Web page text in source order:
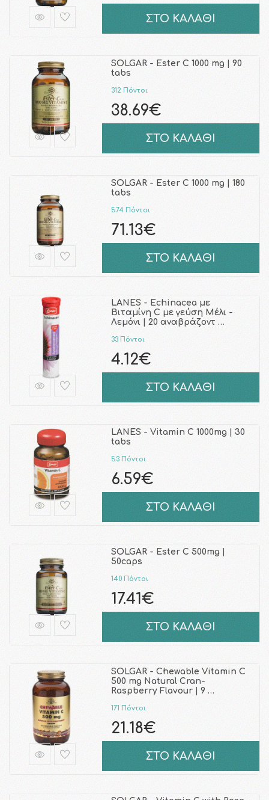
ΣΤΟ ΚΑΛΑΘΙ
SOLGAR - Ester C 1000 mg | 90
tabs
312 Πόντοι
38.69€
ΣΤΟ ΚΑΛΑΘΙ
SOLGAR - Ester C 1000 mg | 180
tabs
574 Πόντοι
71.13€
ΣΤΟ ΚΑΛΑΘΙ
LANES - Echinacea με
Βιταμίνη C με γεύση Μέλι -
Λεμόνι | 20 αναβράζοντ …
33 Πόντοι
4.12€
ΣΤΟ ΚΑΛΑΘΙ
LANES - Vitamin C 1000mg | 30
tabs
53 Πόντοι
6.59€
ΣΤΟ ΚΑΛΑΘΙ
SOLGAR - Ester C 500mg |
50caps
140 Πόντοι
17.41€
ΣΤΟ ΚΑΛΑΘΙ
SOLGAR - Chewable Vitamin C
500 mg Natural Cran-
Raspberry Flavour | 9 …
171 Πόντοι
21.18€
ΣΤΟ ΚΑΛΑΘΙ